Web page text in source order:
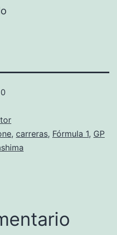
, carreras, Fórmula 1, GP